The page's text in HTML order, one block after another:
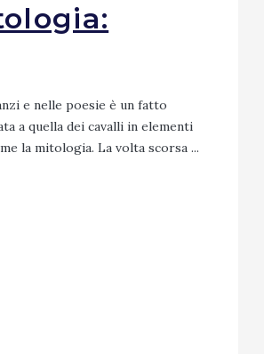
e nelle poesie è un fatto
a quella dei cavalli in elementi
la mitologia. La volta scorsa ...